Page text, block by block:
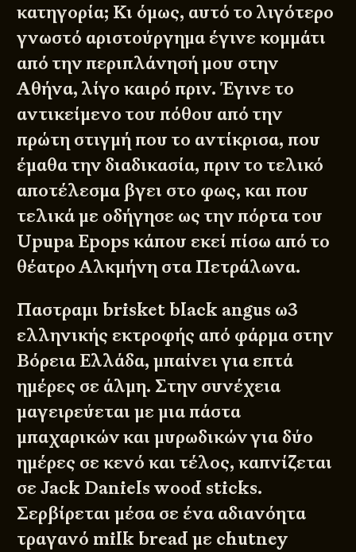
κατηγορία; Κι όμως, αυτό το λιγότερο
γνωστό αριστούργημα έγινε κομμάτι
από την περιπλάνησή μου στην
Αθήνα, λίγο καιρό πριν. Έγινε το
αντικείμενο του πόθου από την
πρώτη στιγμή που το αντίκρισα, που
έμαθα την διαδικασία, πριν το τελικό
αποτέλεσμα βγει στο φως, και που
τελικά με οδήγησε ως την πόρτα του
Upupa Epops κάπου εκεί πίσω από το
θέατρο Αλκμήνη στα Πετράλωνα.
Παστραμι brisket black angus ω3
ελληνικής εκτροφής από φάρμα στην
Βόρεια Ελλάδα, μπαίνει για επτά
ημέρες σε άλμη. Στην συνέχεια
μαγειρεύεται με μια πάστα
μπαχαρικών και μυρωδικών για δύο
ημέρες σε κενό και τέλος, καπνίζεται
σε Jack Daniels wood sticks.
Σερβίρεται μέσα σε ένα αδιανόητα
τραγανό milk bread με chutney